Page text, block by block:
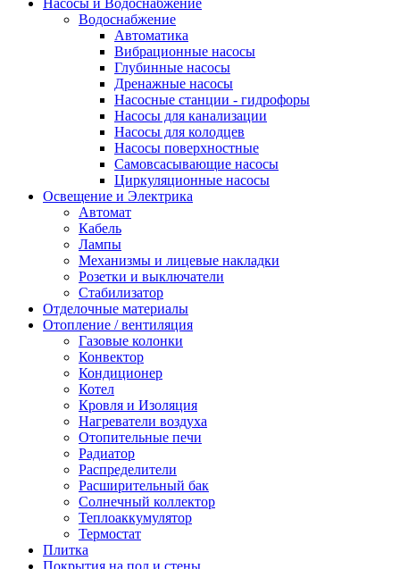
Насосы и Водоснабжение
Водоснабжение
Автоматика
Вибрационные насосы
Глубинные насосы
Дренажные насосы
Насосные станции - гидрофоры
Насосы для канализации
Насосы для колодцев
Насосы поверхностные
Самовсасывающие насосы
Циркуляционные насосы
Освещение и Электрика
Автомат
Кабель
Лампы
Механизмы и лицевые накладки
Розетки и выключатели
Стабилизатор
Отделочные материалы
Отопление / вентиляция
Газовые колонки
Конвектор
Кондиционер
Котел
Кровля и Изоляция
Нагреватели воздуха
Отопительные печи
Радиатор
Распределители
Расширительный бак
Солнечный коллектор
Теплоаккумулятор
Термостат
Плитка